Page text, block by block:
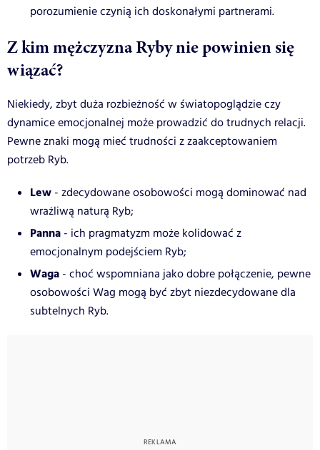
porozumienie czynią ich doskonałymi partnerami.
Z kim mężczyzna Ryby nie powinien się
wiązać?
Niekiedy, zbyt duża rozbieżność w światopoglądzie czy
dynamice emocjonalnej może prowadzić do trudnych relacji.
Pewne znaki mogą mieć trudności z zaakceptowaniem
potrzeb Ryb.
Lew - zdecydowane osobowości mogą dominować nad
wrażliwą naturą Ryb;
Panna - ich pragmatyzm może kolidować z
emocjonalnym podejściem Ryb;
Waga - choć wspomniana jako dobre połączenie, pewne
osobowości Wag mogą być zbyt niezdecydowane dla
subtelnych Ryb.